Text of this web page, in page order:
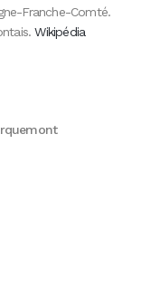
Franche-Comté.
Wikipédia